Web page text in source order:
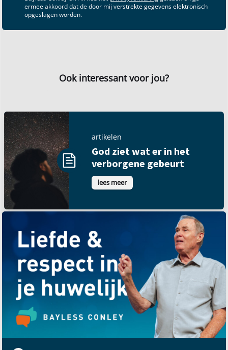
ermee akkoord dat de door mij verstrekte gegevens elektronisch
opgeslagen worden.
Ook interessant voor jou?
artikelen
God ziet wat er in het
verborgene gebeurt
lees meer